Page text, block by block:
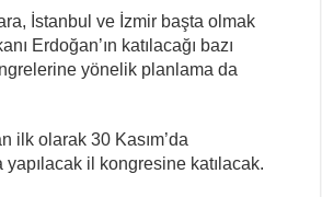
İstanbul ve İzmir başta olmak
Erdoğan’ın katılacağı bazı
yönelik planlama da
ilk olarak 30 Kasım’da
yapılacak il kongresine katılacak.